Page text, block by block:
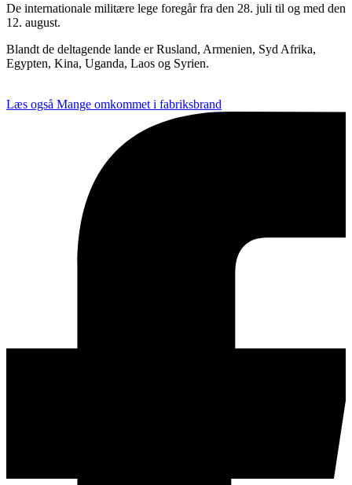
De internationale militære lege foregår fra den 28. juli til og med den
12. august.
Blandt de deltagende lande er Rusland, Armenien, Syd Afrika,
Egypten, Kina, Uganda, Laos og Syrien.
Læs også Mange omkommet i fabriksbrand